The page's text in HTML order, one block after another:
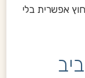
אפשרית בלי